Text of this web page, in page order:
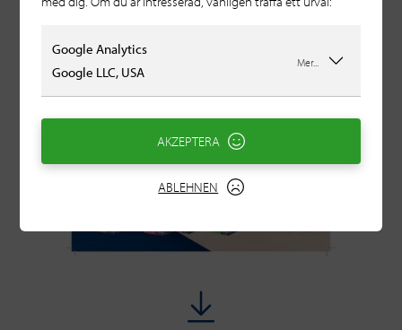
Google Analytics
Google LLC, USA
Mer...
ABLEHNEN
AKZEPTERA